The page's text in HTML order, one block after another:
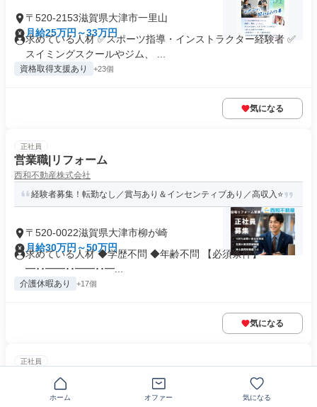
〒520-2153滋賀県大津市一里山
月給25万円～33万円
求めている人材 ✅スポーツ指導・インストラクター経験者 ✅
スイミングスクールやジム、 ...
資格取得支援あり +23個
気になる
正社員
営業職|リフォーム
西和不動産株式会社
経験者募集！転勤なし／賞与あり＆インセンティブあり／高収入⭐
〒520-0022滋賀県大津市柳が崎
月給30万円～50万円
求めている人材 ◆学歴不問 ◆年齢不問 【必須条件】 ･･━
━･･━━･･━━･･━...
介護休暇あり +17個
気になる
正社員
歯科衛生士
くわの歯科
ホーム オファー 気になる